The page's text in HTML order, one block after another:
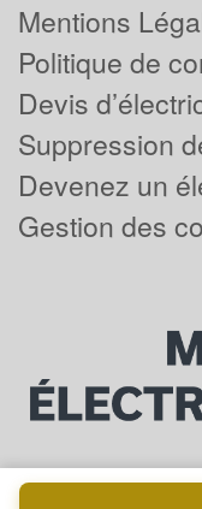
Mentions
Politique de
Devis
Suppression
Devenez un
Gestion des